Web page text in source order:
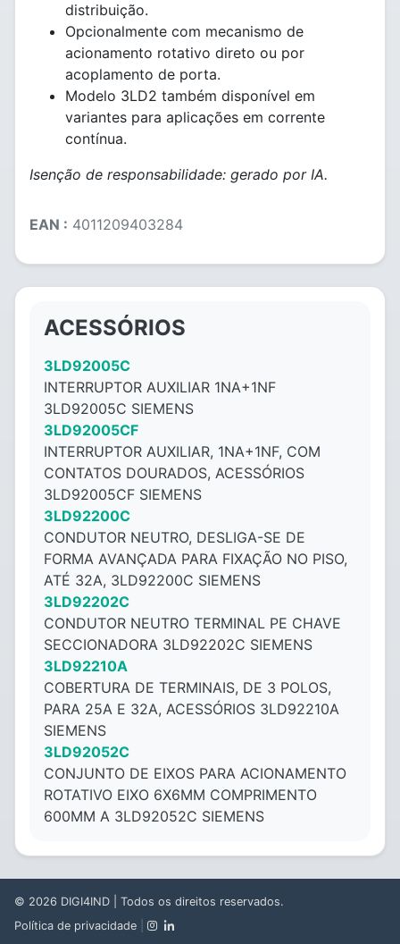
distribuição.
Opcionalmente com mecanismo de
acionamento rotativo direto ou por
acoplamento de porta.
Modelo 3LD2 também disponível em
variantes para aplicações em corrente
contínua.
Isenção de responsabilidade: gerado por IA.
EAN : 4011209403284
ACESSÓRIOS
3LD92005C
INTERRUPTOR AUXILIAR 1NA+1NF
3LD92005C SIEMENS
3LD92005CF
INTERRUPTOR AUXILIAR, 1NA+1NF, COM
CONTATOS DOURADOS, ACESSÓRIOS
3LD92005CF SIEMENS
3LD92200C
CONDUTOR NEUTRO, DESLIGA-SE DE
FORMA AVANÇADA PARA FIXAÇÃO NO PISO,
ATÉ 32A, 3LD92200C SIEMENS
3LD92202C
CONDUTOR NEUTRO TERMINAL PE CHAVE
SECCIONADORA 3LD92202C SIEMENS
3LD92210A
COBERTURA DE TERMINAIS, DE 3 POLOS,
PARA 25A E 32A, ACESSÓRIOS 3LD92210A
SIEMENS
3LD92052C
CONJUNTO DE EIXOS PARA ACIONAMENTO
ROTATIVO EIXO 6X6MM COMPRIMENTO
600MM A 3LD92052C SIEMENS
© 2026 DIGI4IND | Todos os direitos reservados.
Política de privacidade